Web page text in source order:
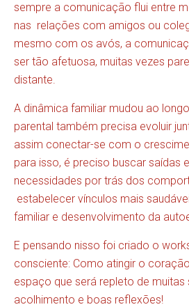
sempre a comunicação flui entre
nas relações com amigos ou
mesmo com os avós, a
ser tão afetuosa, muitas vezes
distante.
A dinâmica familiar mudou ao
parental também precisa evoluir
assim conectar-se com o
para isso, é preciso buscar saídas
necessidades por trás dos
estabelecer vínculos mais
familiar e desenvolvimento da
E pensando nisso foi criado o
consciente: Como atingir o
espaço que será repleto de muitas
acolhimento e boas reflexões!